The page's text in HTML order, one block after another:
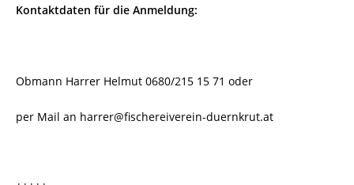
Kontaktdaten für die Anmeldung:
Obmann Harrer Helmut 0680/215 15 71 oder
per Mail an harrer@fischereiverein-duernkrut.at